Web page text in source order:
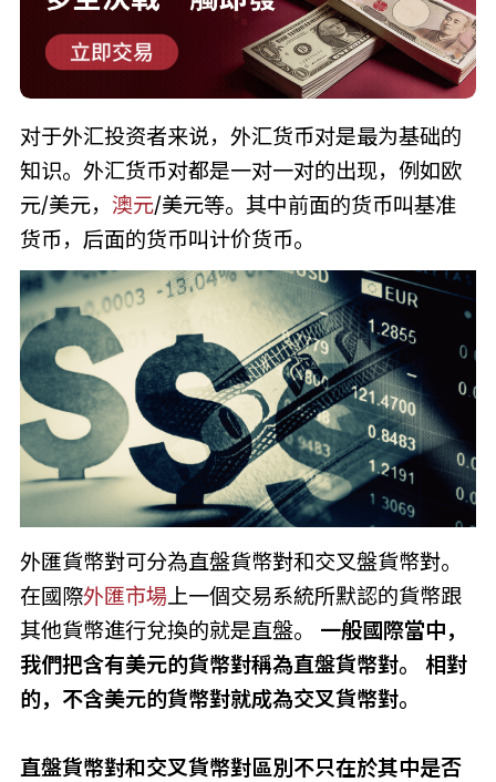
对于外汇投资者来说，外汇货币对是最为基础的
知识。外汇货币对都是一对一对的出现，例如欧
元/美元， 澳元/美元等。其中前面的货币叫基准
货币，后面的货币叫计价货币。
外匯貨幣對可分為直盤貨幣對和交叉盤貨幣對。
在國際外匯市場上一個交易系統所默認的貨幣跟
其他貨幣進行兌換的就是直盤。 一般國際當中，
我們把含有美元的貨幣對稱為直盤貨幣對。 相對
的，不含美元的貨幣對就成為交叉貨幣對。
直盤貨幣對和交叉貨幣對區別不只在於其中是否